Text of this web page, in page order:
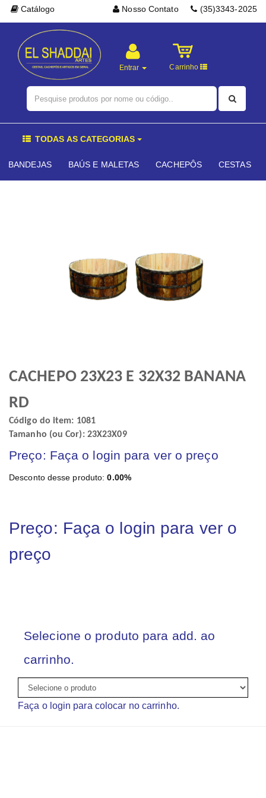
Nosso Contato (35)3343-2025
Catálogo
Entrar Carrinho
TODAS AS CATEGORIAS
BANDEJAS BAÚS E MALETAS CACHEPÔS CESTAS
CACHEPO 23X23 E 32X32 BANANA
RD
Código do item: 1081
Tamanho (ou Cor): 23X23X09
Preço: Faça o login para ver o preço
Desconto desse produto:0.00%
Preço: Faça o login para ver o
preço
Selecione o produto para add. ao
carrinho.
Faça o login para colocar no carrinho.